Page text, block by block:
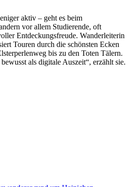
aktiv – geht es beim
vor allem Studierende, oft
Entdeckungsfreude. Wanderleiterin
Touren durch die schönsten Ecken
bis zu den Toten Tälern.
als digitale Auszeit“, erzählt sie.